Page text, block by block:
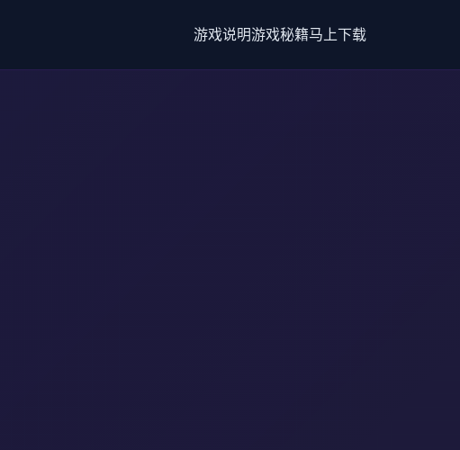
游戏说明游戏秘籍马上下载